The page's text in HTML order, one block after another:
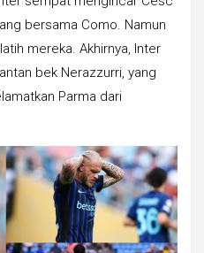
bersama Como. Namun
mereka. Akhirnya, Inter
bek Nerazzurri, yang
Parma dari